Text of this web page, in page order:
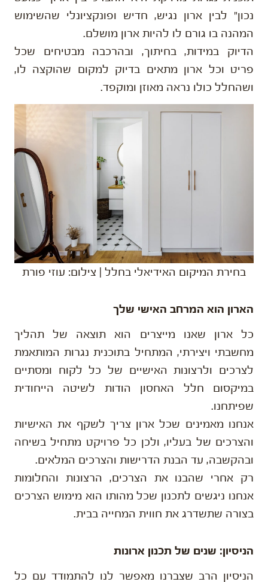
נכון" לבין ארון נגיש, חדיש ופונקציונלי שהשימוש
המהנה בו גורם לו להיות ארון מושלם.
הדיוק במידות, בחיתוך, ובהרכבה מבטיחים שכל
פריט וכל ארון מתאים בדיוק למקום שהוקצה לו,
ושהחלל כולו נראה מאוזן ומוקפד.
בחירת המיקום האידיאלי בחלל | צילום: עוזי פורת
הארון הוא המרחב האישי שלך
כל ארון שאנו מייצרים הוא תוצאה של תהליך
מחשבתי ויצירתי, המתחיל בתוכנית נגרות המותאמת
לצרכים ולרצונות האישיים של כל לקוח ומסתיים
במיקסום חלל האחסון הודות לשיטה הייחודית
שפיתחנו.
אנחנו מאמינים שכל ארון צריך לשקף את האישיות
והצרכים של בעליו, ולכן כל פרויקט מתחיל בשיחה
ובהקשבה, עד הבנת הדרישות והצרכים המלאים.
רק אחרי שהבנו את הצרכים, הרצונות והחלומות
אנחנו ניגשים לתכנון שכל מהותו הוא מימוש הצרכים
בצורה שתשדרג את חווית המחייה בבית.
הניסיון: שנים של תכנון ארונות
הניסיון הרב שצברנו מאפשר לנו להתמודד עם כל